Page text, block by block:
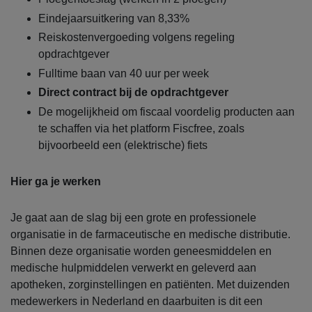
Eindejaarsuitkering van 8,33%
Reiskostenvergoeding volgens regeling
opdrachtgever
Fulltime baan van 40 uur per week
Direct contract bij de opdrachtgever
De mogelijkheid om fiscaal voordelig producten aan
te schaffen via het platform Fiscfree, zoals
bijvoorbeeld een (elektrische) fiets
Hier ga je werken
Je gaat aan de slag bij een grote en professionele
organisatie in de farmaceutische en medische distributie.
Binnen deze organisatie worden geneesmiddelen en
medische hulpmiddelen verwerkt en geleverd aan
apotheken, zorginstellingen en patiënten. Met duizenden
medewerkers in Nederland en daarbuiten is dit een